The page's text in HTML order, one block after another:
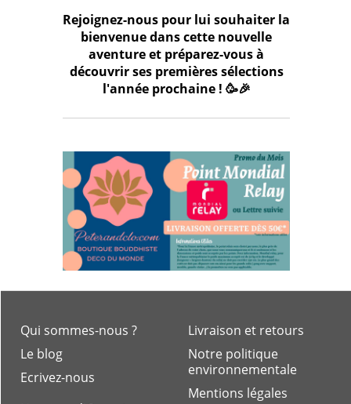
Rejoignez-nous pour lui souhaiter la
bienvenue dans cette nouvelle
aventure et préparez-vous à
découvrir ses premières sélections
l'année prochaine ! 🥳🎉
Livraison et retours
Notre politique
environnementale
Mentions légales
Qui sommes-nous ?
Le blog
Ecrivez-nous